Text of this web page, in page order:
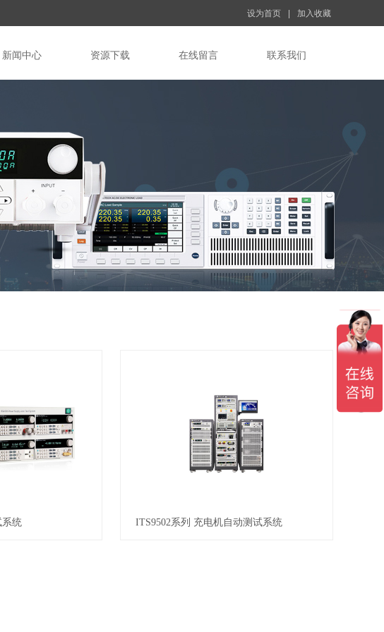
设为首页 加入收藏
新闻中心 资源下载 在线留言 联系我们
系统 ITS9502系列 充电机自动测试系统